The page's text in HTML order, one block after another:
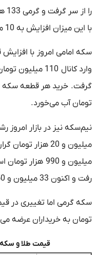
با این میزان افزایش به 10 میلیون و 478 هزار تومان رسید.
تومان آب می‌خورد.
نیم‌سکه نیز در بازار امروز
رفت و اکنون 33 میلیون و 350 هزار تومان فروخته می‌شود.
تومان به خریداران عرضه
قیمت طلا و سکه